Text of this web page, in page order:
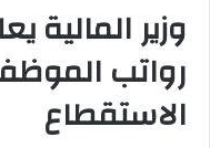
وزير
رواتب
الاستقطاع